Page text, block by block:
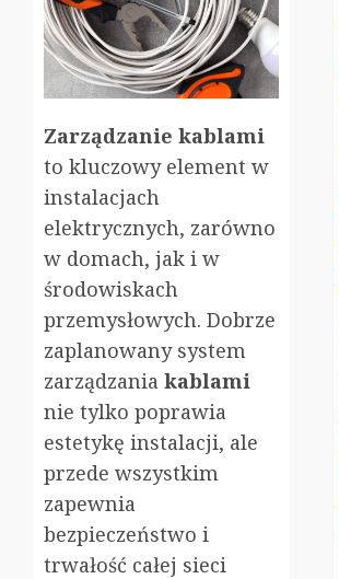
Zarządzanie kablami
to kluczowy element w
instalacjach
elektrycznych, zarówno
w domach, jak i w
środowiskach
przemysłowych. Dobrze
zaplanowany system
zarządzania kablami
nie tylko poprawia
estetykę instalacji, ale
przede wszystkim
zapewnia
bezpieczeństwo i
trwałość całej sieci